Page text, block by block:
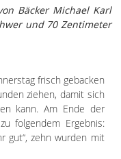
Bäcker Michael Karl
und 70 Zentimeter
frisch gebacken
ziehen, damit sich
kann. Am Ende der
folgendem Ergebnis:
gut“, zehn wurden mit